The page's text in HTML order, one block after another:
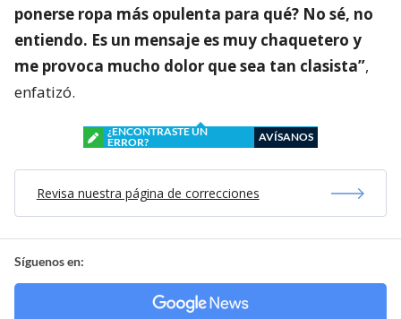
ponerse ropa más opulenta para qué? No sé, no
entiendo. Es un mensaje es muy chaquetero y
me provoca mucho dolor que sea tan clasista”,
enfatizó.
¿ENCONTRASTE UN
ERROR?
AVÍSANOS
Revisa nuestra página de correcciones
Síguenos en: